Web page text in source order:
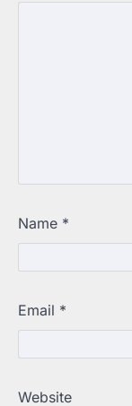
Name *
Email *
Website